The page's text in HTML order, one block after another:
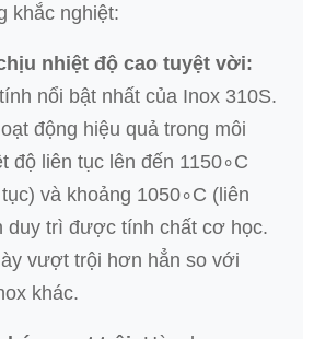
khắc nghiệt:
nhiệt độ cao tuyệt vời:
nổi bật nhất của Inox 310S.
động hiệu quả trong môi
độ liên tục lên đến 1150∘C
và khoảng 1050∘C (liên
duy trì được tính chất cơ học.
vượt trội hơn hẳn so với
khác.